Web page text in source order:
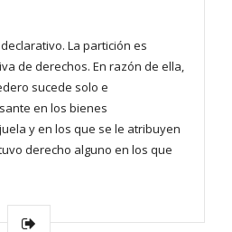
declarativo. La partición es
de derechos. En razón de ella,
sucede solo e
en los bienes
y en los que se le atribuyen
derecho alguno en los que